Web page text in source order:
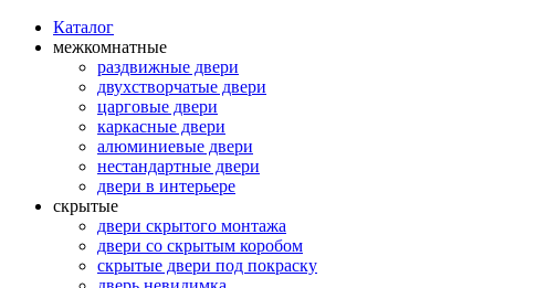
Каталог
межкомнатные
раздвижные двери
двухстворчатые двери
царговые двери
каркасные двери
алюминиевые двери
нестандартные двери
двери в интерьере
скрытые
двери скрытого монтажа
двери со скрытым коробом
скрытые двери под покраску